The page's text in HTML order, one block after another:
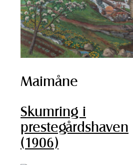
Maimåne
Skumring i
prestegårdshaven
(1906)